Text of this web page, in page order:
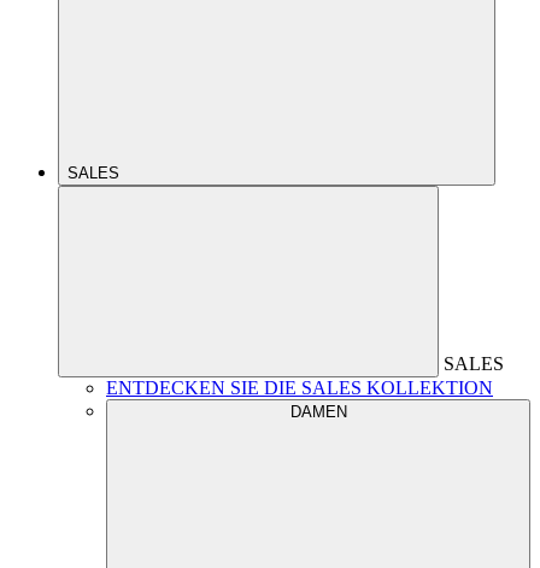
SALES
SALES
ENTDECKEN SIE DIE SALES KOLLEKTION
DAMEN